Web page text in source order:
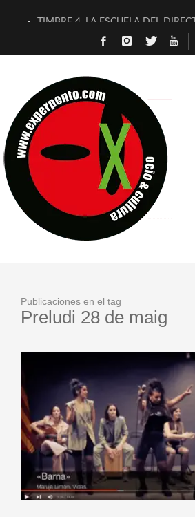
TIMBRE 4, LA ESCUELA DEL
30 AÑOS (NO ES NADA) DE LA
D’BALDOMEROS REINVENTAN
MARSHALL FLASH PRESENTA EN
JOFRE BARDAGÍ EN EXVITA
YORCH PRESENTA [CURSO DE
MAGALÍ SARE NOS
«NO TENGO PUTOS
Publicaciones en el tag
Preludi 28 de maig